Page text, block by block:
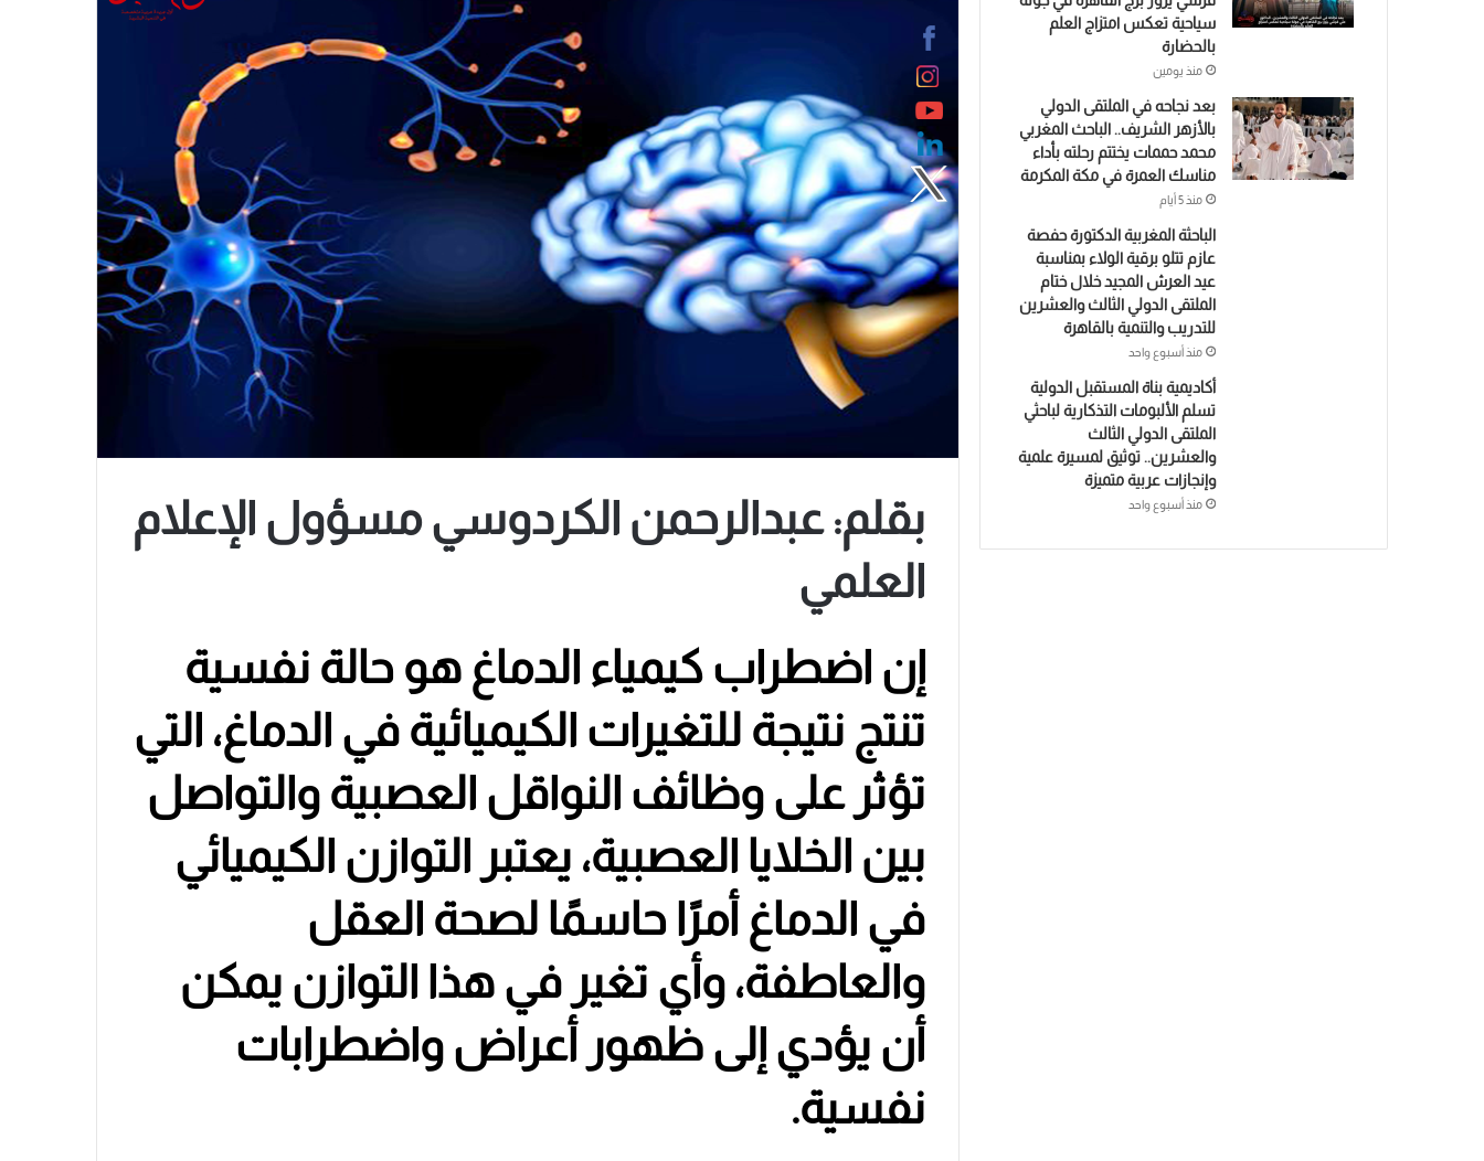
بقلم: عبدالرحمن الكردوسي مسؤول الإعلام
العلمي
إن اضطراب كيمياء الدماغ هو حالة نفسية
تنتج نتيجة للتغيرات الكيميائية في الدماغ، التي
تؤثر على وظائف النواقل العصبية والتواصل
بين الخلايا العصبية، يعتبر التوازن الكيميائي
في الدماغ أمرًا حاسمًا لصحة العقل
والعاطفة، وأي تغير في هذا التوازن يمكن
أن يؤدي إلى ظهور أعراض واضطرابات
نفسية.
سياحية تعكس امتزاج العلم
بالحضارة
منذ يومين
بعد نجاحه في الملتقى الدولي
بالأزهر الشريف.. الباحث المغربي
محمد حممات يختتم رحلته بأداء
مناسك العمرة في مكة المكرمة
منذ 5 أيام
الباحثة المغربية الدكتورة حفصة
عازم تتلو برقية الولاء بمناسبة
عيد العرش المجيد خلال ختام
الملتقى الدولي الثالث والعشرين
للتدريب والتنمية بالقاهرة
منذ أسبوع واحد
أكاديمية بناة المستقبل الدولية
تسلم الألبومات التذكارية لباحثي
الملتقى الدولي الثالث
والعشرين.. توثيق لمسيرة علمية
وإنجازات عربية متميزة
منذ أسبوع واحد